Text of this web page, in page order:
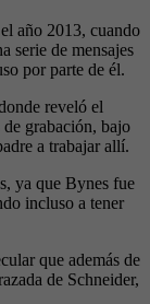
año 2013, cuando
serie de mensajes
por parte de él.
reveló el
grabación, bajo
a trabajar allí.
ya que Bynes fue
incluso a tener
que además de
de Schneider,